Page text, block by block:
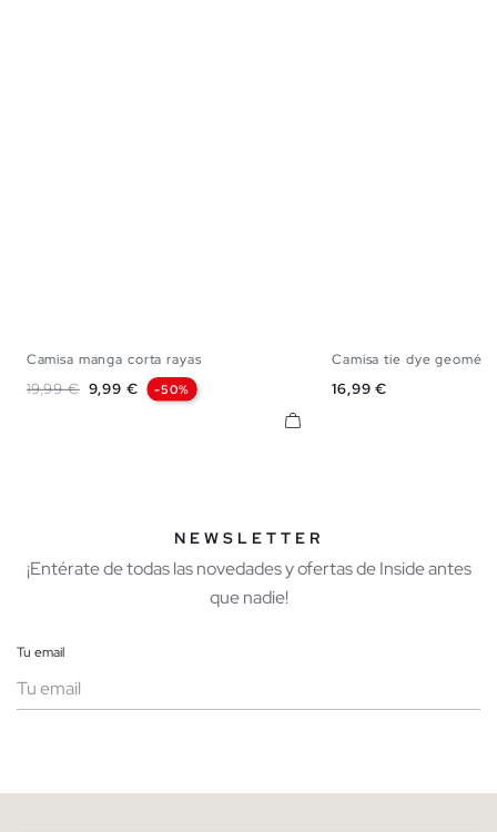
S L
Camisa manga corta rayas
Precio base
19,99 € Precio
9,99 € -50%
S
Camisa tie dye
Precio
16,99 €
NEWSLETTER
¡Entérate de todas las novedades y ofertas de Inside antes
que nadie!
Tu email